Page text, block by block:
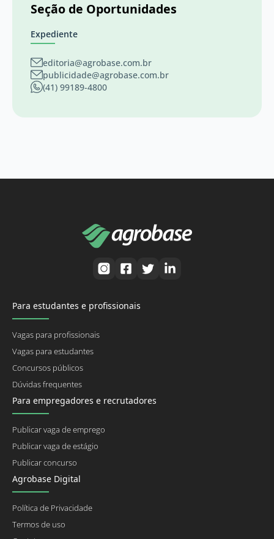
Seção de Oportunidades
Expediente
editoria@agrobase.com.br
publicidade@agrobase.com.br
(41) 99189-4800
Para estudantes e profissionais
Vagas para profissionais
Vagas para estudantes
Concursos públicos
Dúvidas frequentes
Para empregadores e recrutadores
Publicar vaga de emprego
Publicar vaga de estágio
Publicar concurso
Agrobase Digital
Política de Privacidade
Termos de uso